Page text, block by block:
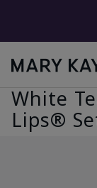
White
Lips®